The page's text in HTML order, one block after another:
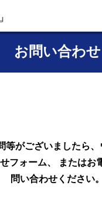
お問い合わせ
等がございましたら
フォーム、 またはお
問い合わせください。